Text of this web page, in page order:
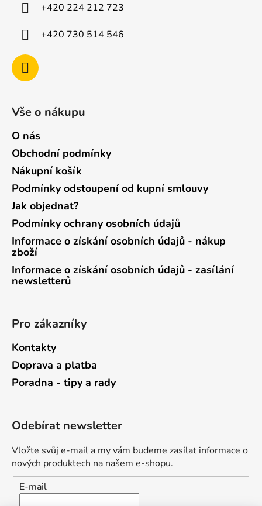
+420 224 212 723
+420 730 514 546
Vše o nákupu
O nás
Obchodní podmínky
Nákupní košík
Podmínky odstoupení od kupní smlouvy
Jak objednat?
Podmínky ochrany osobních údajů
Informace o získání osobních údajů - nákup
zboží
Informace o získání osobních údajů - zasílání
newsletterů
Pro zákazníky
Kontakty
Doprava a platba
Poradna - tipy a rady
Odebírat newsletter
Vložte svůj e-mail a my vám budeme zasílat informace o
nových produktech na našem e-shopu.
E-mail